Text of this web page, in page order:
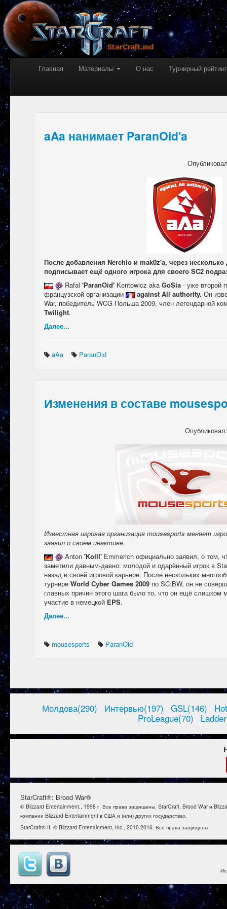
Главная Материалы О нас Турнирный рейтинг
aAa нанимает ParanOid'a
После добавления Nerchio и mak0z'a, через
подписывает ещё одного игрока для своего SC2
Rafal 'ParanOid' Kontowicz aka GoSia - уже второй
французской организации
against All authority. Он
War, победитель WCG Польша 2009, член легендарной
Twilight.
Далее...
aAa ParanOid
Изменения в составе
Известная игровая организация mousesports меняет
заявил о своём инактиве.
Anton 'Kolll' Emmerich официально заявил, о том,
заметили давным-давно: молодой и одарённый игрок в
назад в своей игровой карьере. После нескольких
турнире World Cyber Games 2009 по SC:BW, он не
главных причин этого шага было то, что он ещё слишком
участие в немецкой EPS.
Далее...
mousesports ParanOid
Молдова(290) Интервью(197) GSL(146)
ProLeague(70)
StarCraft®: Brood War®
© Blizzard Entertainment., 1998 г. Все права защищены. StarCraft, Brood War и
компании Blizzard Entertainment в США и (или) других государствах.
StarCraft® II. © Blizzard Entertainment, Inc., 2010-2016. Все права защищены.